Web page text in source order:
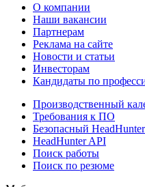
О компании
Наши вакансии
Партнерам
Реклама на сайте
Новости и статьи
Инвесторам
Кандидаты по
Производственный
Требования к ПО
Безопасный HeadHunter
HeadHunter API
Поиск работы
Поиск по резюме